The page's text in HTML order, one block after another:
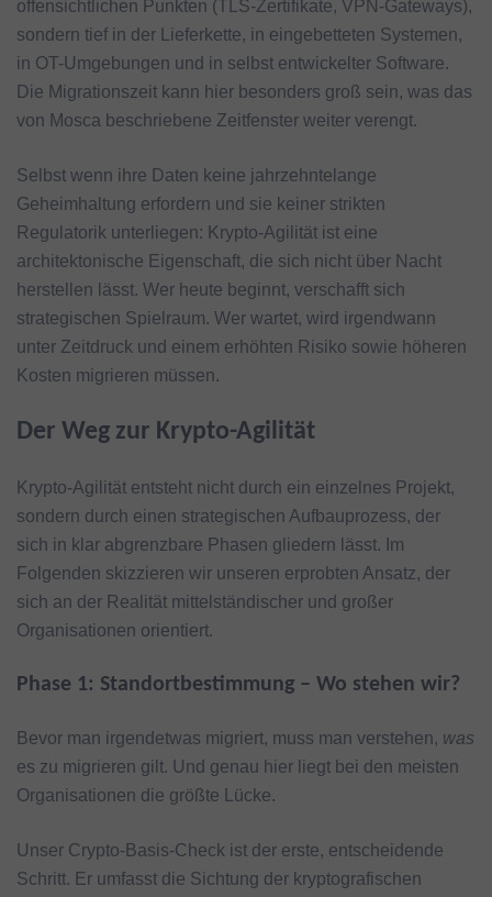
offensichtlichen Punkten (TLS-Zertifikate, VPN-Gateways),
sondern tief in der Lieferkette, in eingebetteten Systemen,
in OT-Umgebungen und in selbst entwickelter Software.
Die Migrationszeit kann hier besonders groß sein, was das
von Mosca beschriebene Zeitfenster weiter verengt.
Selbst wenn ihre Daten keine jahrzehntelange
Geheimhaltung erfordern und sie keiner strikten
Regulatorik unterliegen: Krypto-Agilität ist eine
architektonische Eigenschaft, die sich nicht über Nacht
herstellen lässt. Wer heute beginnt, verschafft sich
strategischen Spielraum. Wer wartet, wird irgendwann
unter Zeitdruck und einem erhöhten Risiko sowie höheren
Kosten migrieren müssen.
Der Weg zur Krypto-Agilität
Krypto-Agilität entsteht nicht durch ein einzelnes Projekt,
sondern durch einen strategischen Aufbauprozess, der
sich in klar abgrenzbare Phasen gliedern lässt. Im
Folgenden skizzieren wir unseren erprobten Ansatz, der
sich an der Realität mittelständischer und großer
Organisationen orientiert.
Phase 1: Standortbestimmung – Wo stehen wir?
Bevor man irgendetwas migriert, muss man verstehen, was
es zu migrieren gilt. Und genau hier liegt bei den meisten
Organisationen die größte Lücke.
Unser Crypto-Basis-Check ist der erste, entscheidende
Schritt. Er umfasst die Sichtung der kryptografischen